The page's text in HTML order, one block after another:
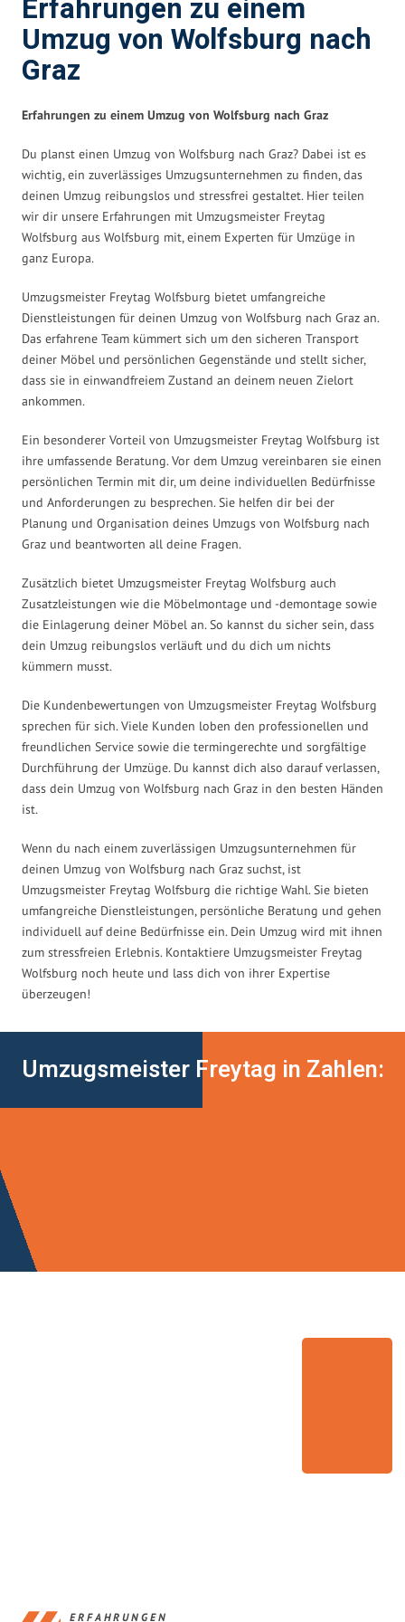
Erfahrungen zu einem
Umzug von Wolfsburg nach
Graz
Erfahrungen zu einem Umzug von Wolfsburg nach Graz
Du planst einen Umzug von Wolfsburg nach Graz? Dabei ist es
wichtig, ein zuverlässiges Umzugsunternehmen zu finden, das
deinen Umzug reibungslos und stressfrei gestaltet. Hier teilen
wir dir unsere Erfahrungen mit Umzugsmeister Freytag
Wolfsburg aus Wolfsburg mit, einem Experten für Umzüge in
ganz Europa.
Umzugsmeister Freytag Wolfsburg bietet umfangreiche
Dienstleistungen für deinen Umzug von Wolfsburg nach Graz an.
Das erfahrene Team kümmert sich um den sicheren Transport
deiner Möbel und persönlichen Gegenstände und stellt sicher,
dass sie in einwandfreiem Zustand an deinem neuen Zielort
ankommen.
Ein besonderer Vorteil von Umzugsmeister Freytag Wolfsburg ist
ihre umfassende Beratung. Vor dem Umzug vereinbaren sie einen
persönlichen Termin mit dir, um deine individuellen Bedürfnisse
und Anforderungen zu besprechen. Sie helfen dir bei der
Planung und Organisation deines Umzugs von Wolfsburg nach
Graz und beantworten all deine Fragen.
Zusätzlich bietet Umzugsmeister Freytag Wolfsburg auch
Zusatzleistungen wie die Möbelmontage und -demontage sowie
die Einlagerung deiner Möbel an. So kannst du sicher sein, dass
dein Umzug reibungslos verläuft und du dich um nichts
kümmern musst.
Die Kundenbewertungen von Umzugsmeister Freytag Wolfsburg
sprechen für sich. Viele Kunden loben den professionellen und
freundlichen Service sowie die termingerechte und sorgfältige
Durchführung der Umzüge. Du kannst dich also darauf verlassen,
dass dein Umzug von Wolfsburg nach Graz in den besten Händen
ist.
Wenn du nach einem zuverlässigen Umzugsunternehmen für
deinen Umzug von Wolfsburg nach Graz suchst, ist
Umzugsmeister Freytag Wolfsburg die richtige Wahl. Sie bieten
umfangreiche Dienstleistungen, persönliche Beratung und gehen
individuell auf deine Bedürfnisse ein. Dein Umzug wird mit ihnen
zum stressfreien Erlebnis. Kontaktiere Umzugsmeister Freytag
Wolfsburg noch heute und lass dich von ihrer Expertise
überzeugen!
Umzugsmeister Freytag in Zahlen:
ERFAHRUNGEN